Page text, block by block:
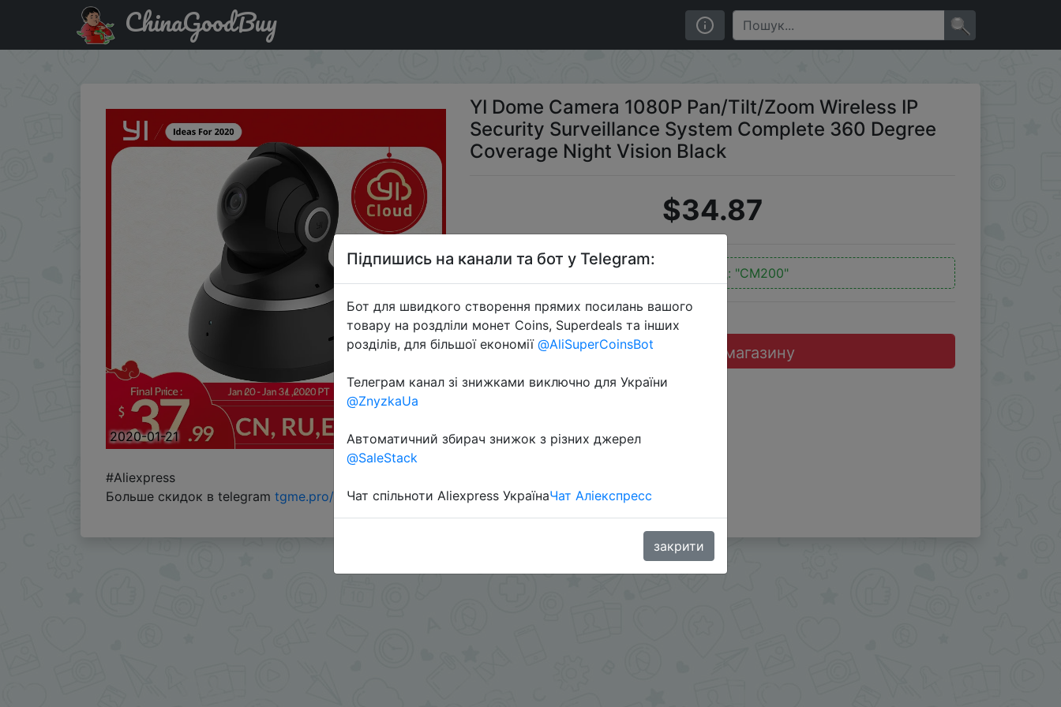
Придбати по знижці CM200 YI Dome Camera 1080P Pan/Tilt/Zoom Wireless IP Security Surveillance System Complete 360 Degree Coverage Night Vision Black
ChinaGoodBuy
2020-01-21
YI Dome Camera 1080P Pan/Tilt/Zoom Wireless IP
Security Surveillance System Complete 360 Degree
Coverage Night Vision Black
$34.87
Промокод: "CM200"
Перейти до магазину
#Aliexpress
Больше скидок в telegram tgme.pro/ChinaGoodBuy
Підпишись на канали та бот у Telegram:
Бот для швидкого створення прямих посилань вашого
товару на роздліли монет Coins, Superdeals та інших
розділів, для більшої економії @AliSuperCoinsBot
Телеграм канал зі знижками виключно для України
@ZnyzkaUa
Автоматичний збирач знижок з різних джерел
@SaleStack
Чат спільноти Aliexpress УкраїнаЧат Аліекспресс
закрити